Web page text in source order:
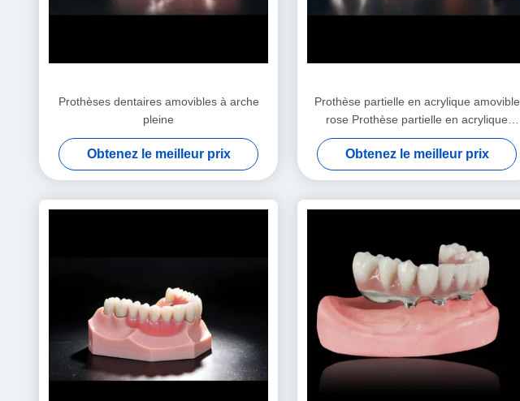
Prothèses dentaires amovibles à arche
pleine
Obtenez le meilleur prix
Prothèse partielle en acrylique amovible
rose Prothèse partielle en acrylique
temporaire
Obtenez le meilleur prix